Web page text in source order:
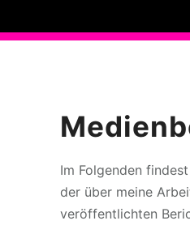
Im Folgenden
der über meine
veröffentlichten